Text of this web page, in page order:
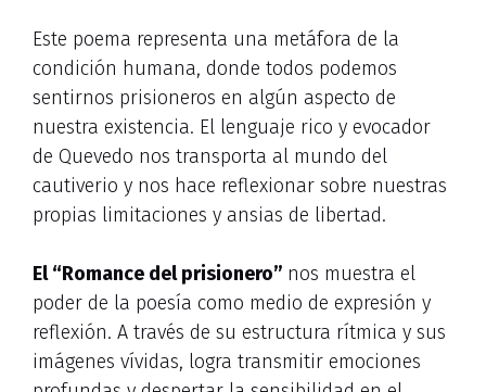
Este poema representa una metáfora de la
condición humana, donde todos podemos
sentirnos prisioneros en algún aspecto de
nuestra existencia. El lenguaje rico y evocador
de Quevedo nos transporta al mundo del
cautiverio y nos hace reflexionar sobre nuestras
propias limitaciones y ansias de libertad.
El “Romance del prisionero” nos muestra el
poder de la poesía como medio de expresión y
reflexión. A través de su estructura rítmica y sus
imágenes vívidas, logra transmitir emociones